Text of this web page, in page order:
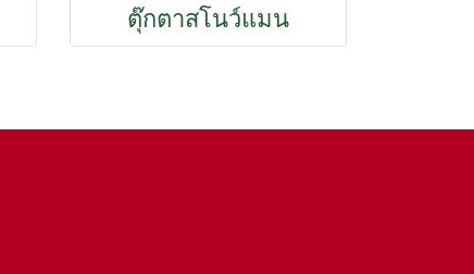
ตุ๊กตาสโนว์แมน